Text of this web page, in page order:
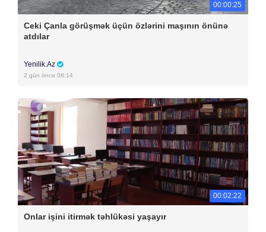
00:00:25
Ceki Çanla görüşmək üçün özlərini maşının önünə
atdılar
Yenilik.Az
2 gün öncə 08:14
00:02:22
Onlar işini itirmək təhlükəsi yaşayır